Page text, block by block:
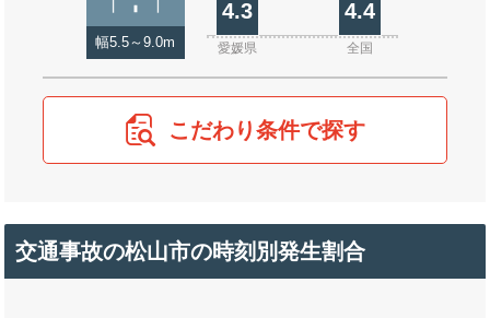
幅5.5～9.0m
4.3 4.4
愛媛県 全国
こだわり条件で探す
交通事故の松山市の時刻別発生割合